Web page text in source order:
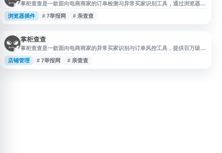
掌柜查查是一款面向电商商家的订单检测与异常买家识别工具，通过浏览器插
件对店铺订单进行自动甄别和过滤，帮助商家排查疑似恶意买家、职业打假人
及异常账号。平台基于电商异常买家数据库，支持天猫、淘宝、京东、拼多多
浏览器插件 # 7举报网 # 亲查查
掌柜查查
掌柜查查是一款面向电商商家的异常买家识别与订单风控工具，提供百万级电
商异常买家数据库，并通过浏览器插件对店铺订单进行自动甄别、过滤和风险
提示，帮助商家排查恶意买家、职业打假人及可疑账号。平台支持淘宝、天
店铺管理 # 7举报网 # 亲查查